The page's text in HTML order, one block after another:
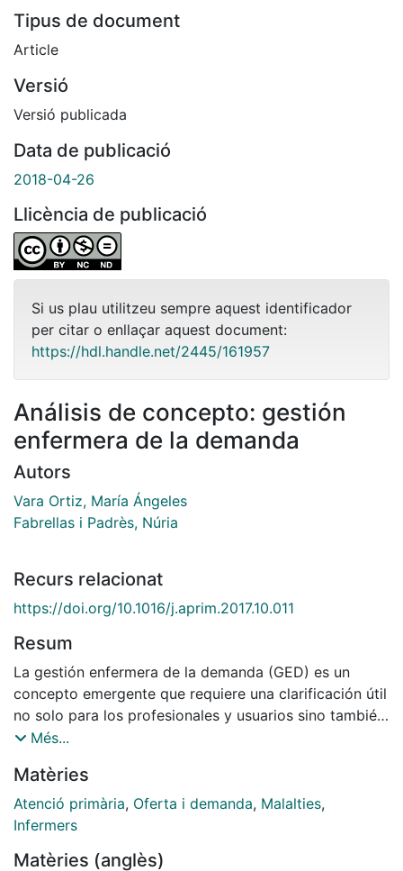
Tipus de document
Article
Versió
Versió publicada
Data de publicació
2018-04-26
Llicència de publicació
Si us plau utilitzeu sempre aquest identificador
per citar o enllaçar aquest document:
https://hdl.handle.net/2445/161957
Análisis de concepto: gestión
enfermera de la demanda
Autors
Vara Ortiz, María Ángeles
Fabrellas i Padrès, Núria
Recurs relacionat
https://doi.org/10.1016/j.aprim.2017.10.011
Resum
La gestión enfermera de la demanda (GED) es un
concepto emergente que requiere una clarificación útil
no solo para los profesionales y usuarios sino también
para gestores. La GED nació en 2009 tras la
pero se ha convertido en algo más que en eso. Se
entiende la GED como un programa liderado por la
enfermera de Atención Primaria para atender a
enfermera, bajo un protocolo consensuado y dentro
Més...
Matèries
Atenció primària, Oferta i demanda, Malalties,
Infermers
Matèries (anglès)